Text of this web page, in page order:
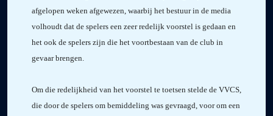
afgelopen weken afgewezen, waarbij het bestuur in de media
volhoudt dat de spelers een zeer redelijk voorstel is gedaan en
het ook de spelers zijn die het voortbestaan van de club in
gevaar brengen.
Om die redelijkheid van het voorstel te toetsen stelde de VVCS,
die door de spelers om bemiddeling was gevraagd, voor om een